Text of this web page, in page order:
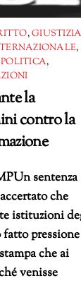
,
,
POLITICA,
la
contro la
sentenza
che
istituzioni
che ai
venisse